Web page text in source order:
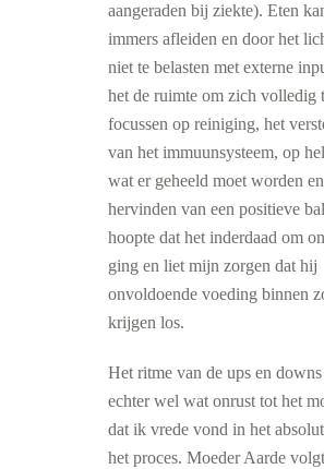
aangeraden bij ziekte). Eten
immers afleiden en door het
niet te belasten met externe
het de ruimte om zich volledig
focussen op reiniging, het
van het immuunsysteem, op
wat er geheeld moet worden
hervinden van een positieve
hoopte dat het inderdaad om
ging en liet mijn zorgen dat hij
onvoldoende voeding binnen
krijgen los.
Het ritme van de ups en
echter wel wat onrust tot het
dat ik vrede vond in het
het proces. Moeder Aarde